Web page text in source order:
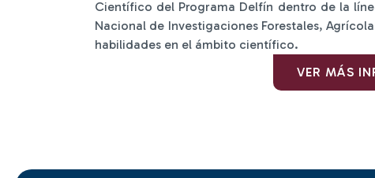
Científico del Programa Delfín dentro de la
Nacional de Investigaciones Forestales,
habilidades en el ámbito científico.
VER MÁS